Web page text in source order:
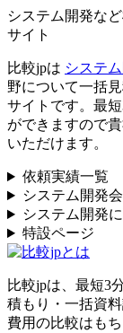
システム開発な
サイト
比較jpは システ
野について一括
サイトです。最
ができますので
いただけます。
依頼実績一覧
システム開発
システム開発
特設ページ
比較jpは、 最短3
積もり・一括資
費用の比較はも